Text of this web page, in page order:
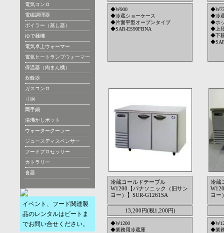
電気コンロ
電磁調理器
ボイラー（蒸し器）
ゆで麺機
電気卓上ウォーマー
電気ヒートランプウォーマー
保温器（肉まん機）
炊飯器
ガスコンロ
寸胴
両手鍋
湯沸かしポット
ウォータークーラー
ジュースディスペンサー
フードプロセッサー
カトラリー
食器
イベント、フード関連製
品のレンタルはビートま
でお問い合せください。
◆W900
◆冷蔵ショーケース
◆片面平型オープンタイプ
◆SAR-ES90FBNA
◆冷
◆ホ
◆上
◆下
冷蔵コールドテーブル
W1200【パナソニック（旧サン
ヨー）】SUR-G1261SA
13,200円(税1,200円)
◆W1200
◆業務用冷蔵庫
冷蔵
ヨー
◆業